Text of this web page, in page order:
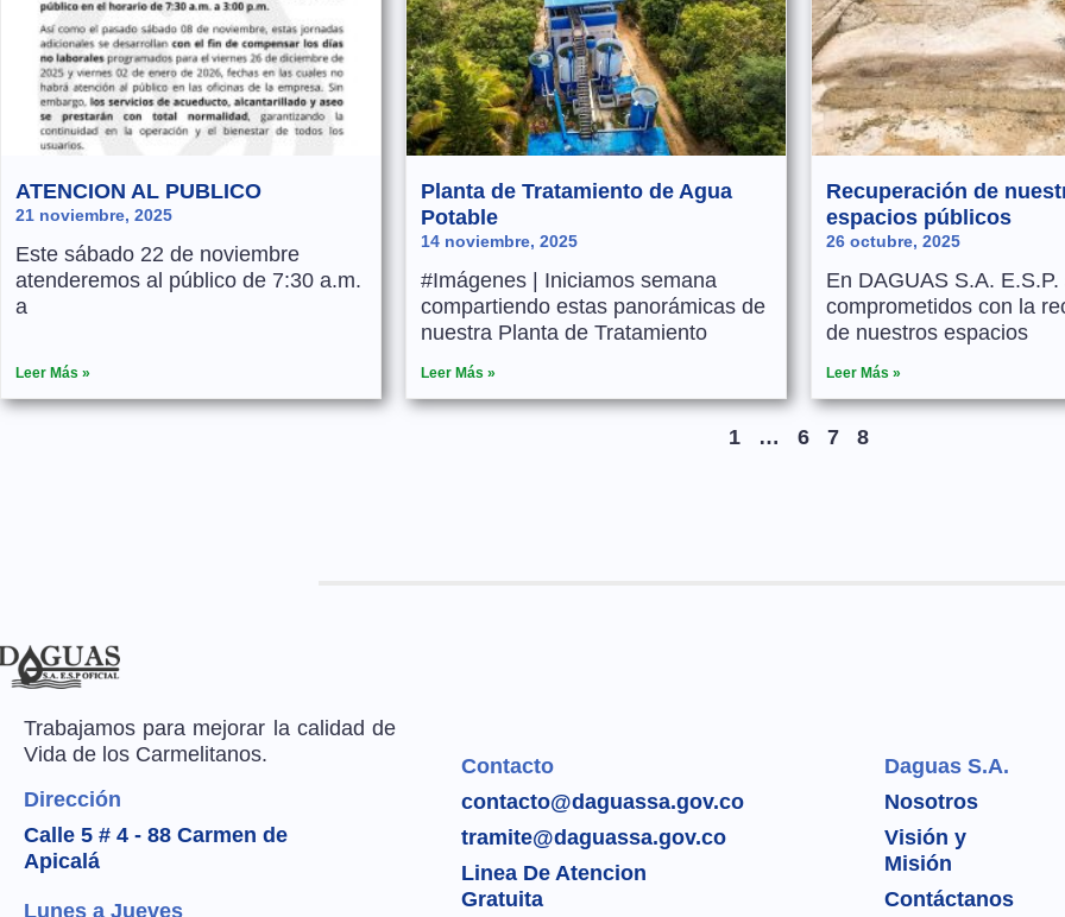
ATENCION AL PUBLICO
21 noviembre, 2025
Este sábado 22 de noviembre
atenderemos al público de 7:30 a.m.
a
Leer Más »
Planta de Tratamiento de Agua
Potable
14 noviembre, 2025
#Imágenes | Iniciamos semana
compartiendo estas panorámicas de
nuestra Planta de Tratamiento
Leer Más »
Recuperación de
espacios públicos
26 octubre, 2025
En DAGUAS S.A.
comprometidos con la
de nuestros espacios
Leer Más »
1 … 6 7 8
Trabajamos para mejorar la calidad de
Vida de los Carmelitanos.
Dirección
Calle 5 # 4 - 88 Carmen de
Apicalá
Lunes a Jueves
Contacto
contacto@daguassa.gov.co
tramite@daguassa.gov.co
Linea De Atencion
Gratuita
Daguas S.A.
Nosotros
Visión y
Misión
Contáctanos